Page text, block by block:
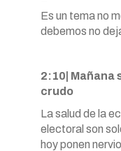
Es un tema no
debemos no
2:10| Mañana
crudo
La salud de la
electoral son
hoy ponen